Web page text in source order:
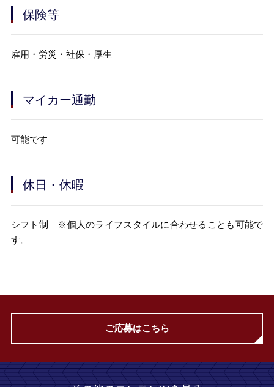
保険等
雇用・労災・社保・厚生
マイカー通勤
可能です
休日・休暇
シフト制 ※個人のライフスタイルに合わせることも可能で
す。
ご応募はこちら